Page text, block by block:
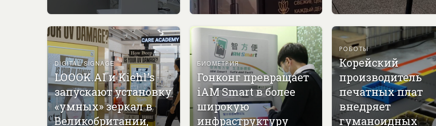
DIGITAL SIGNAGE
LOOOK.AI и Kiehl's
запускают установку
«умных» зеркал в
Великобритании,
БИОМЕТРИЯ
Гонконг превращает
iAM Smart в более
широкую
инфраструктуру
РОБОТЫ
Корейский
производитель
печатных плат
внедряет
гуманоидных